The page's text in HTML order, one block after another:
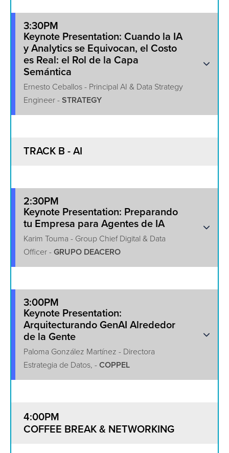
3:30PM
Keynote Presentation: Cuando la IA
y Analytics se Equivocan, el Costo
es Real: el Rol de la Capa
Semántica
Ernesto Ceballos - Principal AI & Data Strategy
Engineer - STRATEGY
TRACK B - AI
2:30PM
Keynote Presentation: Preparando
tu Empresa para Agentes de IA
Karim Touma - Group Chief Digital & Data
Officer - GRUPO DEACERO
3:00PM
Keynote Presentation:
Arquitecturando GenAI Alrededor
de la Gente
Paloma González Martínez - Directora
Estrategia de Datos, - COPPEL
4:00PM
COFFEE BREAK & NETWORKING